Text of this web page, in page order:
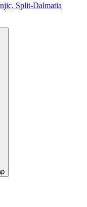
Split-Dalmatia